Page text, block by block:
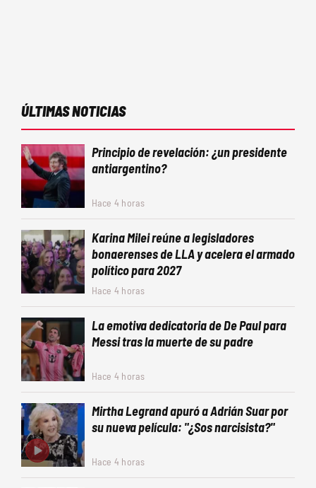
ÚLTIMAS NOTICIAS
Principio de revelación: ¿un presidente
antiargentino?
Hace 4 horas
Karina Milei reúne a legisladores
bonaerenses de LLA y acelera el armado
político para 2027
Hace 4 horas
La emotiva dedicatoria de De Paul para
Messi tras la muerte de su padre
Hace 4 horas
Mirtha Legrand apuró a Adrián Suar por
su nueva película: "¿Sos narcisista?"
Hace 4 horas